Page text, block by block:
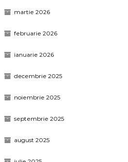
martie 2026
februarie 2026
ianuarie 2026
decembrie 2025
noiembrie 2025
septembrie 2025
august 2025